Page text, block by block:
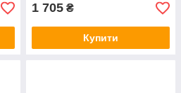
1 705 ₴
Купити